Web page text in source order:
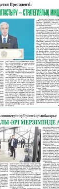
талаптарын
облыс